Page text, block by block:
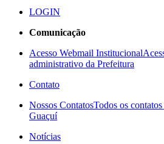
LOGIN
Comunicação
Acesso Webmail Institucional
administrativo da Prefeitura
Contato
Nossos ContatosTodos os
Guaçuí
Notícias